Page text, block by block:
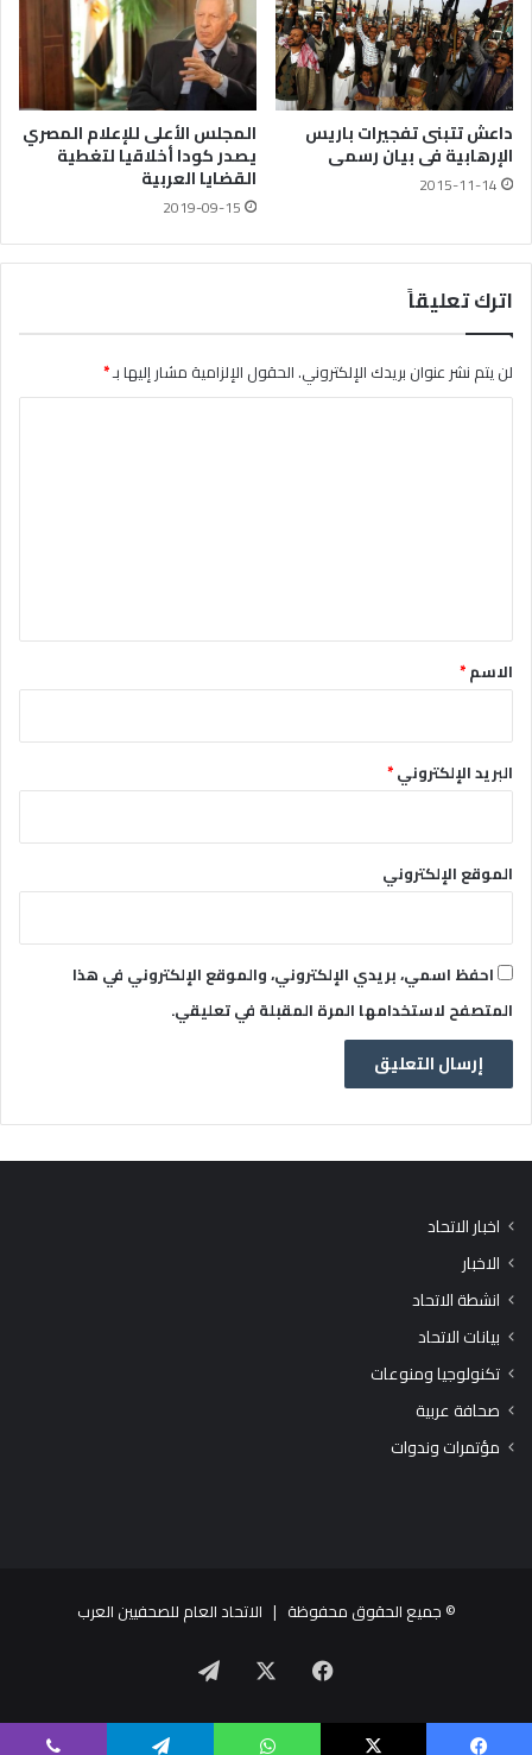
داعش تتبنى تفجيرات باريس
الإرهابية فى بيان رسمى
2015-11-14
المجلس الأعلى للإعلام المصري
يصدر كودا أخلاقيا لتغطية
القضايا العربية
2019-09-15
اترك تعليقاً
لن يتم نشر عنوان بريدك الإلكتروني.الحقول الإلزامية مشار إليها بـ*
*الاسم*
البريد الإلكتروني*
الموقع الإلكتروني
احفظ اسمي، بريدي الإلكتروني، والموقع الإلكتروني في هذا
المتصفح لاستخدامها المرة المقبلة في تعليقي.
اخبار الاتحاد
الاخبار
انشطة الاتحاد
بيانات الاتحاد
تكنولوجيا ومنوعات
صحافة عربية
مؤتمرات وندوات
© جميع الحقوق محفوظة | الاتحاد العام للصحفيين العرب
فيسبوك تيلقرام